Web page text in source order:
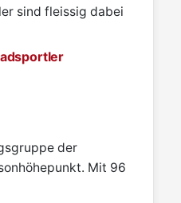
sind fleissig dabei
der
Mit 96